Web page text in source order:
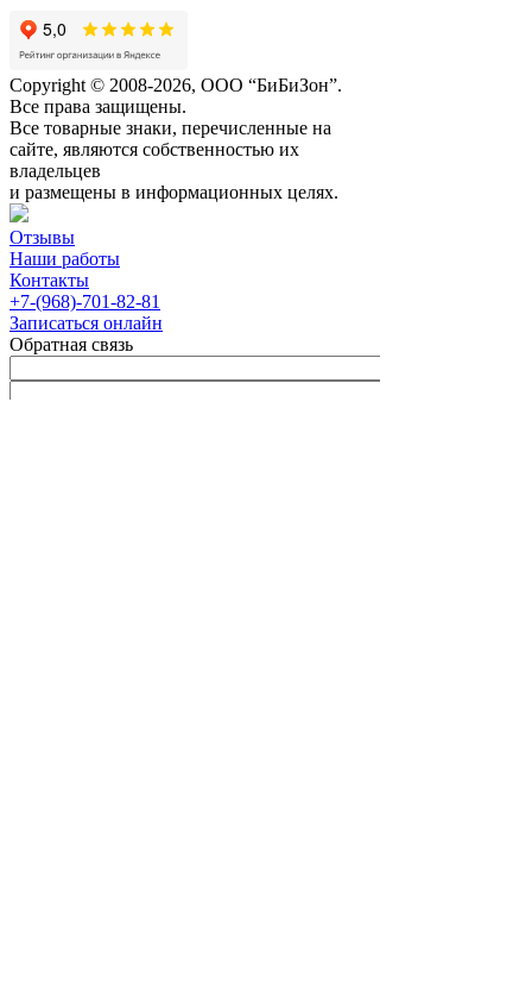
Copyright © 2008-2026, ООО “БиБиЗон”.
Все права защищены.
Все товарные знаки, перечисленные на
сайте, являются собственностью их
владельцев
и размещены в информационных целях.
Отзывы
Наши работы
Контакты
+7-(968)-701-82-81
Записаться онлайн
Обратная связь